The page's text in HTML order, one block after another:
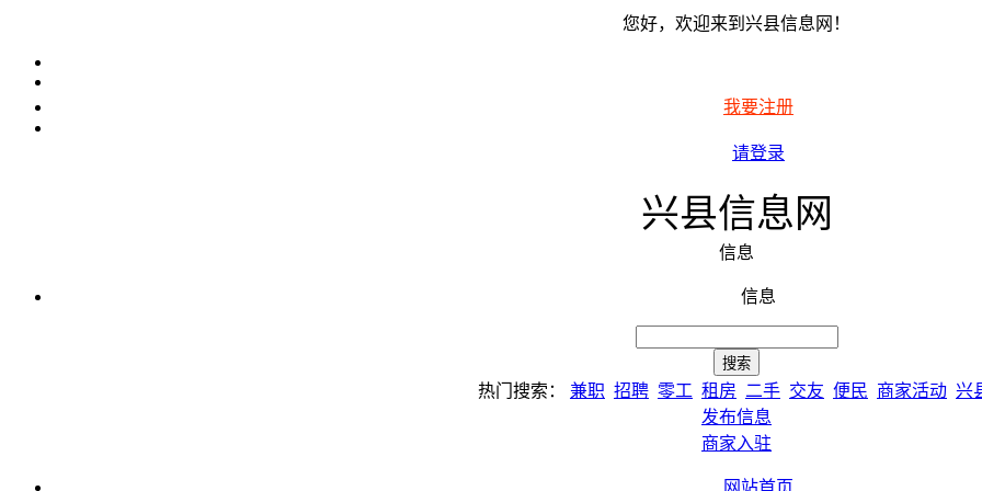
您好，欢迎来到兴县信息网！
我要注册
请登录
兴县信息网
信息
信息
热门搜索： 兼职 招聘 零工 租房 二手 交友 便民 商家活动 兴
发布信息
商家入驻
网站首页